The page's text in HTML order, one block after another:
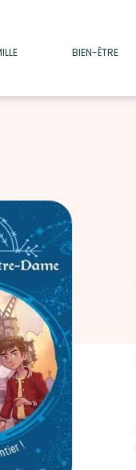
BIEN-ÊTRE
• SOINS